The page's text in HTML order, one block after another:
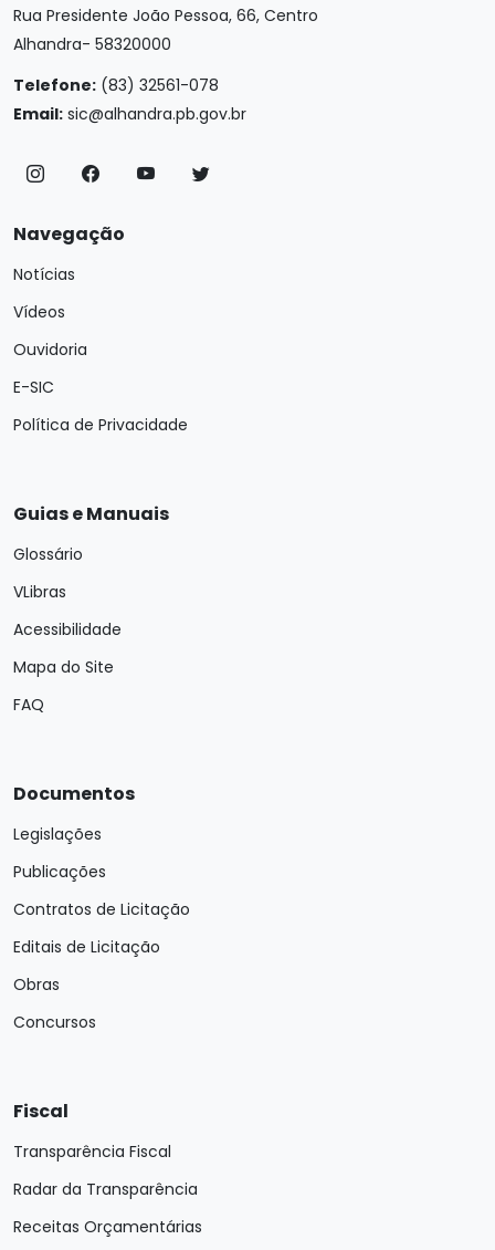
Rua Presidente João Pessoa, 66, Centro
Alhandra- 58320000
Telefone: (83) 32561-078
Email: sic@alhandra.pb.gov.br
Navegação
Notícias
Vídeos
Ouvidoria
E-SIC
Política de Privacidade
Guias e Manuais
Glossário
VLibras
Acessibilidade
Mapa do Site
FAQ
Documentos
Legislações
Publicações
Contratos de Licitação
Editais de Licitação
Obras
Concursos
Fiscal
Transparência Fiscal
Radar da Transparência
Receitas Orçamentárias